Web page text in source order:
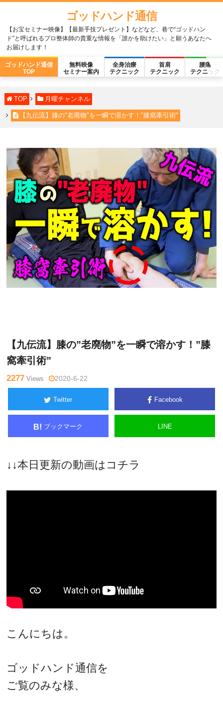
ゴッドハンド通信
【お宝セミナー映像】【最新手技プレゼント】などなど、巷で“ゴッドハン
ド”と呼ばれるプロ整体師の貴重な情報を「誰かを助けたい」と願うあなたへ
お届けします！
ゴッドハンド通信
TOP
無料映像
セミナー案内
全身治療
テクニック
首肩
テクニック
腰痛
テクニック
TOP 月曜チャンネル
【九伝流】膝の"老廃物"を一瞬で溶かす！"膝窩牽引術"
【九伝流】膝の”老廃物”を一瞬で溶かす！”膝
窩牽引術”
2277 Views 2020-6-22
Twitter Facebook
B! ブックマーク LINE
↓↓本日更新の動画はコチラ
こんにちは。
ゴッドハンド通信を
ご覧のみな様、